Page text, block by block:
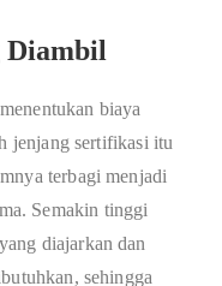
Diambil
biaya
jenjang sertifikasi itu
terbagi menjadi
Semakin tinggi
diajarkan dan
sehingga